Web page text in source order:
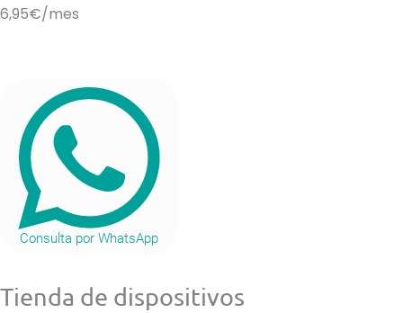
6,95€/mes
Consulta por WhatsApp
Tienda de dispositivos